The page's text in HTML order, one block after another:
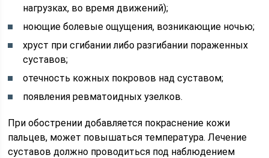
нагрузках, во время движений);
ноющие болевые ощущения, возникающие ночью;
хруст при сгибании либо разгибании пораженных
суставов;
отечность кожных покровов над суставом;
появления ревматоидных узелков.
При обострении добавляется покраснение кожи
пальцев, может повышаться температура. Лечение
суставов должно проводиться под наблюдением